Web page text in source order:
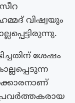
വിഷ്വയും
ശേഷം